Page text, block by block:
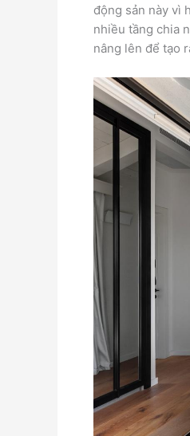
động sản này vì
nhiều tầng chia
nâng lên để tạo